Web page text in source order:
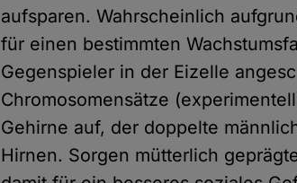
aufsparen. Wahrscheinlich
für einen bestimmten
Gegenspieler in der Eizelle
Chromosomensätze
Gehirne auf, der doppelte
Hirnen. Sorgen mütterlich